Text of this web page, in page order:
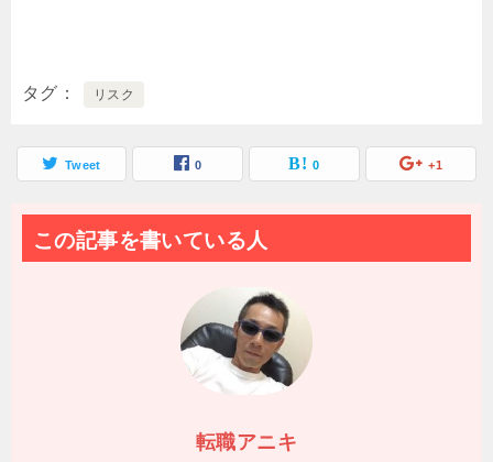
タグ リスク
Tweet 0 0 +1
この記事を書いている人
転職アニキ